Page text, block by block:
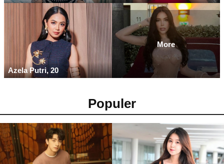
Azela Putri, 20
More
Populer